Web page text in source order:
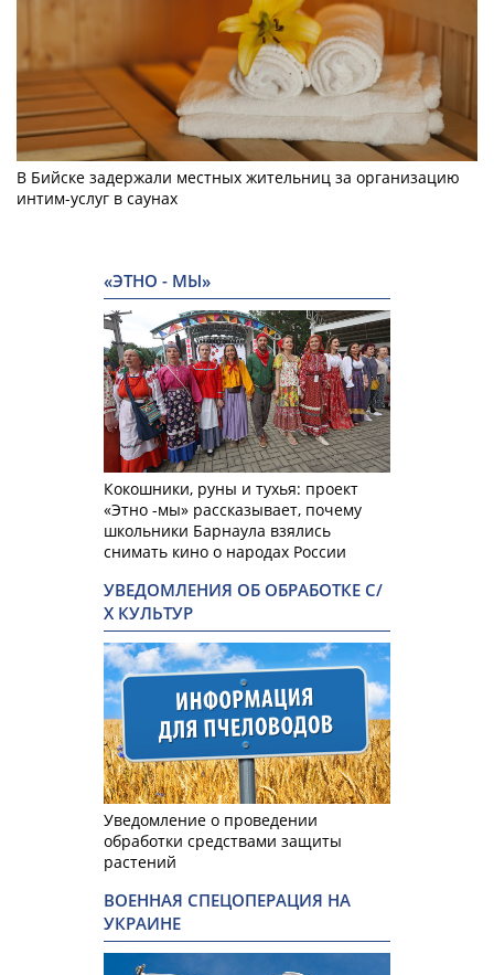
В Бийске задержали местных жительниц за организацию
интим-услуг в саунах
«ЭТНО - МЫ»
Кокошники, руны и тухья: проект
«Этно -мы» рассказывает, почему
школьники Барнаула взялись
снимать кино о народах России
УВЕДОМЛЕНИЯ ОБ ОБРАБОТКЕ С/
Х КУЛЬТУР
Уведомление о проведении
обработки средствами защиты
растений
ВОЕННАЯ СПЕЦОПЕРАЦИЯ НА
УКРАИНЕ